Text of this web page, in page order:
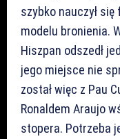
szybko nauczył
modelu bronienia.
Hiszpan odszedł
jego miejsce nie
został więc z Pau
Ronaldem Araujo
stopera. Potrzeba